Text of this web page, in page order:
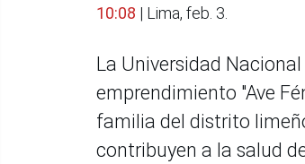
10:08 | Lima, feb. 3.
La Universidad
emprendimiento "Ave
familia del distrito
contribuyen a la salud